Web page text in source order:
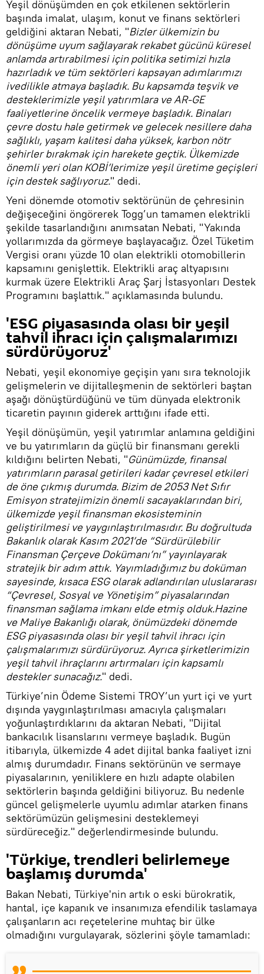
Yeşil dönüşümden en çok etkilenen sektörlerin
başında imalat, ulaşım, konut ve finans sektörleri
geldiğini aktaran Nebati, "Bizler ülkemizin bu
dönüşüme uyum sağlayarak rekabet gücünü küresel
anlamda artırabilmesi için politika setimizi hızla
hazırladık ve tüm sektörleri kapsayan adımlarımızı
ivedilikle atmaya başladık. Bu kapsamda teşvik ve
desteklerimizle yeşil yatırımlara ve AR-GE
faaliyetlerine öncelik vermeye başladık. Binaları
çevre dostu hale getirmek ve gelecek nesillere daha
sağlıklı, yaşam kalitesi daha yüksek, karbon nötr
şehirler bırakmak için harekete geçtik. Ülkemizde
önemli yeri olan KOBİ’lerimize yeşil üretime geçişleri
için destek sağlıyoruz." dedi.
Yeni dönemde otomotiv sektörünün de çehresinin
değişeceğini öngörerek Togg’un tamamen elektrikli
şekilde tasarlandığını anımsatan Nebati, "Yakında
yollarımızda da görmeye başlayacağız. Özel Tüketim
Vergisi oranı yüzde 10 olan elektrikli otomobillerin
kapsamını genişlettik. Elektrikli araç altyapısını
kurmak üzere Elektrikli Araç Şarj İstasyonları Destek
Programını başlattık." açıklamasında bulundu.
'ESG piyasasında olası bir yeşil
tahvil ihracı için çalışmalarımızı
sürdürüyoruz'
Nebati, yeşil ekonomiye geçişin yanı sıra teknolojik
gelişmelerin ve dijitalleşmenin de sektörleri baştan
aşağı dönüştürdüğünü ve tüm dünyada elektronik
ticaretin payının giderek arttığını ifade etti.
Yeşil dönüşümün, yeşil yatırımlar anlamına geldiğini
ve bu yatırımların da güçlü bir finansmanı gerekli
kıldığını belirten Nebati, "Günümüzde, finansal
yatırımların parasal getirileri kadar çevresel etkileri
de öne çıkmış durumda. Bizim de 2053 Net Sıfır
Emisyon stratejimizin önemli sacayaklarından biri,
ülkemizde yeşil finansman ekosisteminin
geliştirilmesi ve yaygınlaştırılmasıdır. Bu doğrultuda
Bakanlık olarak Kasım 2021’de “Sürdürülebilir
Finansman Çerçeve Dokümanı’nı” yayınlayarak
stratejik bir adım attık. Yayımladığımız bu doküman
sayesinde, kısaca ESG olarak adlandırılan uluslararası
“Çevresel, Sosyal ve Yönetişim” piyasalarından
finansman sağlama imkanı elde etmiş olduk.Hazine
ve Maliye Bakanlığı olarak, önümüzdeki dönemde
ESG piyasasında olası bir yeşil tahvil ihracı için
çalışmalarımızı sürdürüyoruz. Ayrıca şirketlerimizin
yeşil tahvil ihraçlarını artırmaları için kapsamlı
destekler sunacağız." dedi.
Türkiye’nin Ödeme Sistemi TROY’un yurt içi ve yurt
dışında yaygınlaştırılması amacıyla çalışmaları
yoğunlaştırdıklarını da aktaran Nebati, "Dijital
bankacılık lisanslarını vermeye başladık. Bugün
itibarıyla, ülkemizde 4 adet dijital banka faaliyet izni
almış durumdadır. Finans sektörünün ve sermaye
piyasalarının, yeniliklere en hızlı adapte olabilen
sektörlerin başında geldiğini biliyoruz. Bu nedenle
güncel gelişmelerle uyumlu adımlar atarken finans
sektörümüzün gelişmesini desteklemeyi
sürdüreceğiz." değerlendirmesinde bulundu.
'Türkiye, trendleri belirlemeye
başlamış durumda'
Bakan Nebati, Türkiye'nin artık o eski bürokratik,
hantal, içe kapanık ve insanımıza efendilik taslamaya
çalışanların acı reçetelerine muhtaç bir ülke
olmadığını vurgulayarak, sözlerini şöyle tamamladı: